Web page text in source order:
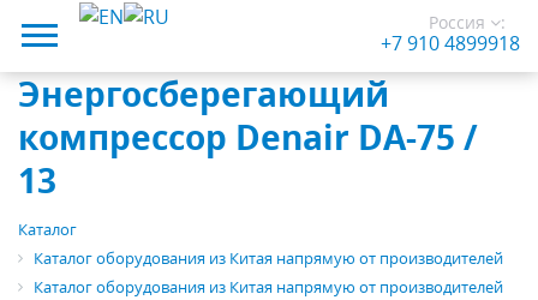
Россия
+7 910 4899918
:
Энергосберегающий
компрессор Denair DA-75 /
13
Каталог
Каталог оборудования из Китая напрямую от производителей
Каталог оборудования из Китая напрямую от производителей